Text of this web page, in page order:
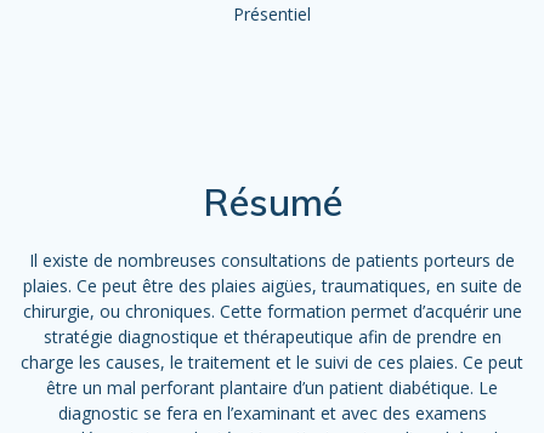
Présentiel
Résumé
Il existe de nombreuses consultations de patients porteurs de
plaies. Ce peut être des plaies aigües, traumatiques, en suite de
chirurgie, ou chroniques. Cette formation permet d’acquérir une
stratégie diagnostique et thérapeutique afin de prendre en
charge les causes, le traitement et le suivi de ces plaies. Ce peut
être un mal perforant plantaire d’un patient diabétique. Le
diagnostic se fera en l’examinant et avec des examens